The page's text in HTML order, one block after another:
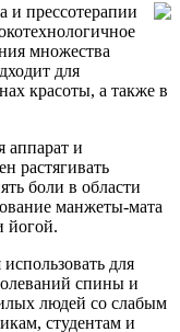
и прессотерапии
множества
для
красоты, а также в
аппарат и
растягивать
боли в области
манжеты-мата
йогой.
для
спины и
людей со слабым
студентам и